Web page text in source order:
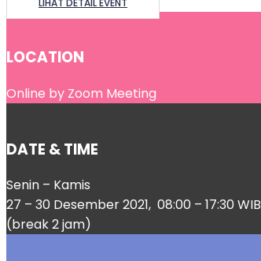
LOCATION
Online by Zoom Meeting
DATE & TIME
Senin – Kamis
27 – 30 Desember 2021, 08:00 – 17:30 WIB
(break 2 jam)